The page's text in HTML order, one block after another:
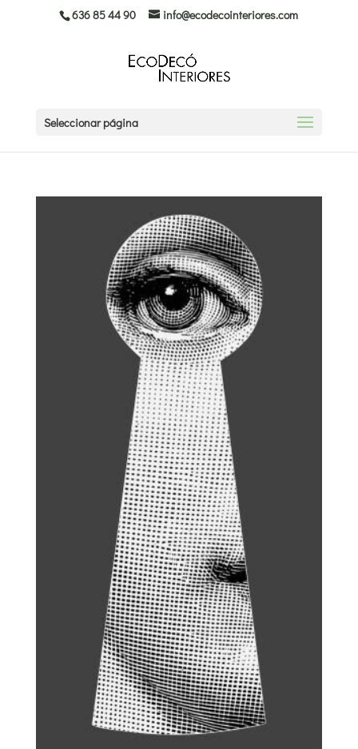
636 85 44 90 info@ecodecointeriores.com
Seleccionar página